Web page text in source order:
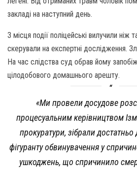
закладі на наступний день.
З місця події поліцейські вилучили ніж
скерували на експертні дослідження.
На час слідства суд обрав йому
цілодобового домашнього арешту.
«Ми провели досудове
процесуальним керівництвом
прокуратури, зібрали достатньо
фігуранту обвинувачення у
ушкоджень, що спричинило